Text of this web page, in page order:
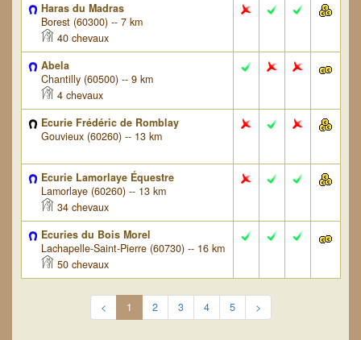
Haras du Madras
Borest (60300) -- 7 km
40 chevaux
Abela
Chantilly (60500) -- 9 km
4 chevaux
Ecurie Frédéric de Romblay
Gouvieux (60260) -- 13 km
Ecurie Lamorlaye Équestre
Lamorlaye (60260) -- 13 km
34 chevaux
Ecuries du Bois Morel
Lachapelle-Saint-Pierre (60730) -- 16 km
50 chevaux
< 1 2 3 4 5 >